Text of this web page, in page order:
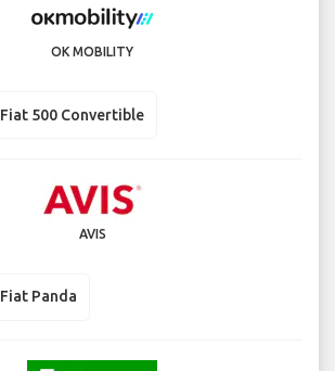
OK MOBILITY
Fiat 500 Convertible
AVIS
Fiat Panda